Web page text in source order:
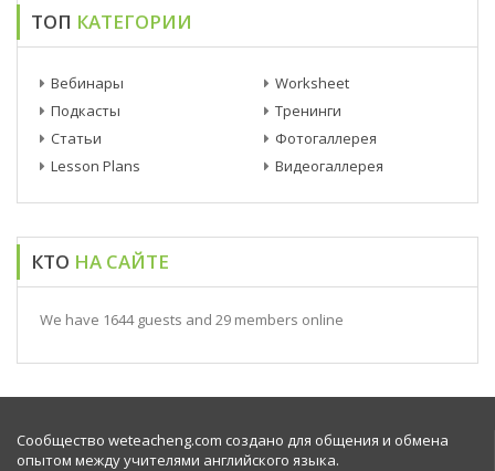
ТОП КАТЕГОРИИ
Вебинары
Подкасты
Статьи
Lesson Plans
Worksheet
Тренинги
Фотогаллерея
Видеогаллерея
КТО НА САЙТЕ
We have 1644 guests and 29 members online
Сообщество weteacheng.com создано для общения и обмена
опытом между учителями английского языка.